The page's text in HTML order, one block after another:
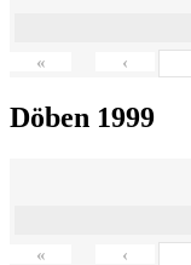
« ‹
Döben 1999
« ‹